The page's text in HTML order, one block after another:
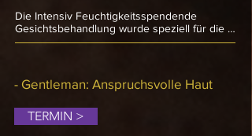
Die Intensiv Feuchtigkeitsspendende
Gesichtsbehandlung wurde speziell für die
Bedürfnisse von Männern mit fettiger oder
gefolgt von einem erfrischenden Tonic. Ein
Enzym-Peeling und AHA + BHA Exfoliator
klären und abgestorbene Zellen zu
entfernen.
- Gentleman: Anspruchsvolle Haut
TERMIN >